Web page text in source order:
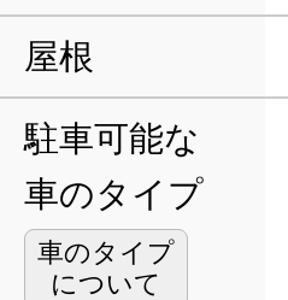
屋根
駐車可能な
車のタイプ
車のタイプ
について